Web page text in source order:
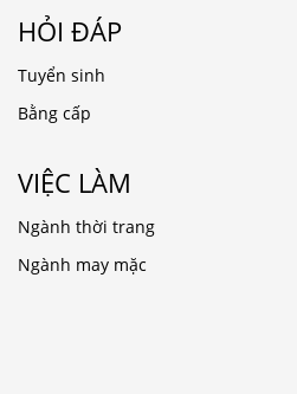
HỎI ĐÁP
Tuyển sinh
Bằng cấp
VIỆC LÀM
Ngành thời trang
Ngành may mặc